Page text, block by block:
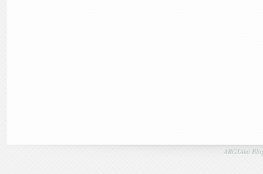
ARGIAko